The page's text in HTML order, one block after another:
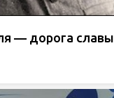
— дорога славы